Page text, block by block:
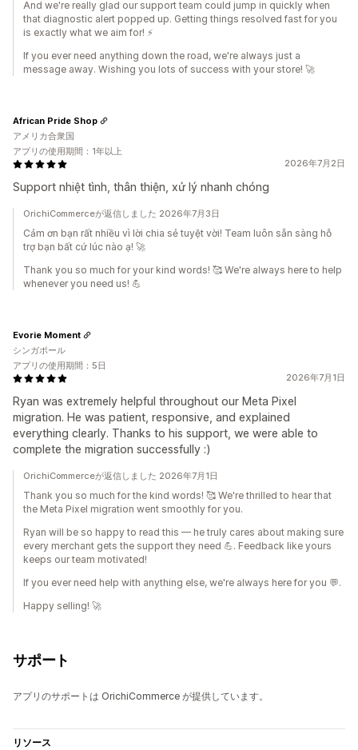
And we're really glad our support team could jump in quickly when
that diagnostic alert popped up. Getting things resolved fast for you
is exactly what we aim for! ⚡
If you ever need anything down the road, we're always just a
message away. Wishing you lots of success with your store! 🚀
2026年7月2日
Support nhiệt tình, thân thiện, xử lý nhanh chóng
African Pride Shop
アメリカ合衆国
アプリの使用期間：1年以上
OrichiCommerceが返信しました 2026年7月3日
Cảm ơn bạn rất nhiều vì lời chia sẻ tuyệt vời! Team luôn sẵn sàng hỗ
trợ bạn bất cứ lúc nào ạ! 🚀
Thank you so much for your kind words! 🥰 We're always here to help
whenever you need us! 💪
2026年7月1日
Ryan was extremely helpful throughout our Meta Pixel
migration. He was patient, responsive, and explained
everything clearly. Thanks to his support, we were able to
complete the migration successfully :)
Evorie Moment
シンガポール
アプリの使用期間：5日
OrichiCommerceが返信しました 2026年7月1日
Thank you so much for the kind words! 🥰 We're thrilled to hear that
the Meta Pixel migration went smoothly for you.
Ryan will be so happy to read this — he truly cares about making sure
every merchant gets the support they need 💪. Feedback like yours
keeps our team motivated!
If you ever need help with anything else, we're always here for you 💬.
Happy selling! 🚀
サポート
アプリのサポートは OrichiCommerce が提供しています。
リソース